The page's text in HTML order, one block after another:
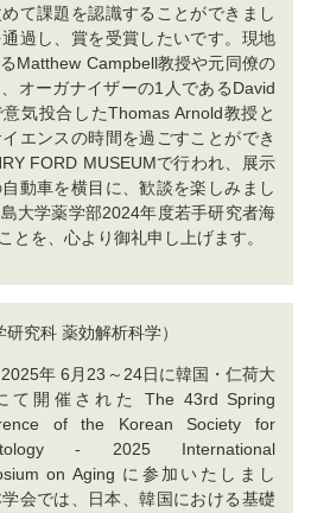
て課題を認識することができまし
過し、賞を受賞したいです。現地
Matthew Campbell教授や元同僚の
オーガナイザーの1人であるDavid
気投合したThomas Arnold教授と
エンスの時間を過ごすことができ
FORD MUSEUMで行われ、展示
動車を横目に、歓談を楽しみまし
大学薬学部2024年度若手研究者海
とを、心より御礼申し上げます。
究科 薬効解析科学）
年 6月23～24日に韓国・仁荷大
て開催された The 43rd Spring
of the Korean Society for
- 2025 International
on Aging に参加いたしまし
会では、日本、韓国における基礎